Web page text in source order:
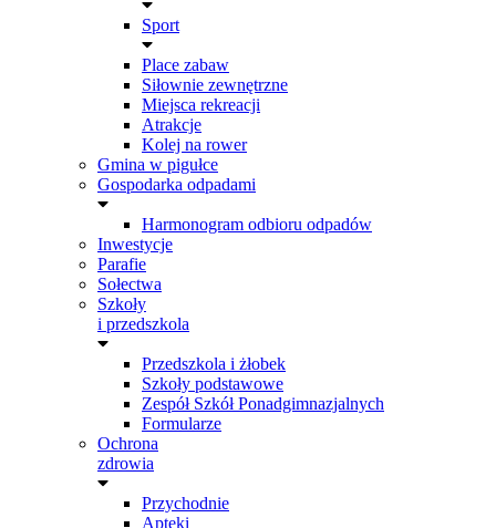
Sport
Place zabaw
Siłownie zewnętrzne
Miejsca rekreacji
Atrakcje
Kolej na rower
Gmina w pigułce
Gospodarka odpadami
Harmonogram odbioru odpadów
Inwestycje
Parafie
Sołectwa
Szkoły
i przedszkola
Przedszkola i żłobek
Szkoły podstawowe
Zespół Szkół Ponadgimnazjalnych
Formularze
Ochrona
zdrowia
Przychodnie
Apteki